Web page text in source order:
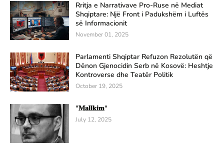
Rritja e Narrativave Pro-Ruse në Mediat
Shqiptare: Një Front i Padukshëm i Luftës
së Informacionit
November 01, 2025
Parlamenti Shqiptar Refuzon Rezolutën që
Dënon Gjenocidin Serb në Kosovë: Heshtje
Kontroverse dhe Teatër Politik
October 19, 2025
"𝐌𝐚𝐥𝐥𝐤𝐢𝐦"
July 12, 2025